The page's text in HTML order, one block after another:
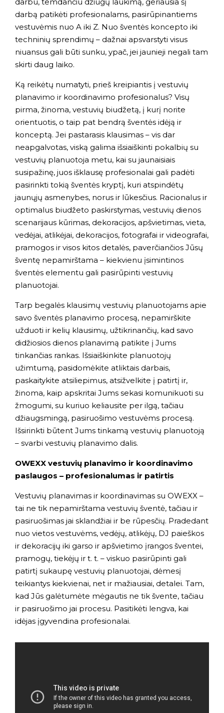
darbą patikėti profesionalams, pasirūpinantiems
vestuvėmis nuo A iki Z. Nuo šventės koncepto iki
techninių sprendimų – dažnai apsvarstyti visus
niuansus gali būti sunku, ypač, jei jaunieji negali tam
skirti daug laiko.
Ką reikėtų numatyti, prieš kreipiantis į vestuvių
planavimo ir koordinavimo profesionalus? Visų
pirma, žinoma, vestuvių biudžetą, į kurį norite
orientuotis, o taip pat bendrą šventės idėją ir
konceptą. Jei pastarasis klausimas – vis dar
neapgalvotas, viską galima išsiaiškinti pokalbių su
vestuvių planuotoja metu, kai su jaunaisiais
susipažinę, juos išklausę profesionalai gali padėti
pasirinkti tokią šventės kryptį, kuri atspindėtų
jaunųjų asmenybes, norus ir lūkesčius. Racionalus ir
optimalus biudžeto paskirstymas, vestuvių dienos
scenarijaus kūrimas, dekoracijos, apšvietimas, vieta,
vedėjai, atlikėjai, dekoracijos, fotografai ir videografai,
pramogos ir visos kitos detalės, paverčiančios Jūsų
šventę nepamirštama – kiekvienu įsimintinos
šventės elementu gali pasirūpinti vestuvių
planuotojai.
Tarp begalės klausimų vestuvių planuotojams apie
savo šventės planavimo procesą, nepamirškite
užduoti ir kelių klausimų, užtikrinančių, kad savo
didžiosios dienos planavimą patikite į Jums
tinkančias rankas. Išsiaiškinkite planuotojų
užimtumą, pasidomėkite atliktais darbais,
paskaitykite atsiliepimus, atsižvelkite į patirtį ir,
žinoma, kaip apskritai Jums sekasi komunikuoti su
žmogumi, su kuriuo keliausite per ilgą, tačiau
džiaugsmingą, pasiruošimo vestuvėms procesą.
Išsirinkti būtent Jums tinkamą vestuvių planuotoją
– svarbi vestuvių planavimo dalis.
OWEXX vestuvių planavimo ir koordinavimo
paslaugos – profesionalumas ir patirtis
Vestuvių planavimas ir koordinavimas su OWEXX –
tai ne tik nepamirštama vestuvių šventė, tačiau ir
pasiruošimas jai sklandžiai ir be rūpesčių. Pradedant
nuo vietos vestuvėms, vedėjų, atlikėjų, DJ paieškos
ir dekoracijų iki garso ir apšvietimo įrangos šventei,
pramogų, tiekėjų ir t. t. – viskuo pasirūpinti gali
patirtį sukaupę vestuvių planuotojai, dėmesį
teikiantys kiekvienai, net ir mažiausiai, detalei. Tam,
kad Jūs galėtumėte mėgautis ne tik švente, tačiau
ir pasiruošimo jai procesu. Pasitikėti lengva, kai
idėjas įgyvendina profesionalai.